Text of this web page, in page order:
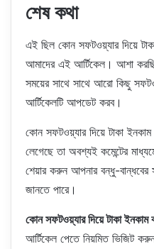
শেষ কথা
এই ছিল কোন সফটওয়্যার দিয়ে
আমাদের এই আর্টিকেল। আশা
সময়ের সাথে সাথে আরো কিছু
আর্টিকেলটি আপডেট করব।
কোন সফটওয়্যার দিয়ে টাকা
লেগেছে তা অবশ্যই কমেন্টের
শেয়ার করুন আপনার বন্ধু-বান্ধবের
জানতে পারে।
কোন সফটওয়্যার দিয়ে টাকা ইনকাম
আর্টিকেল পেতে নিয়মিত ভিজিট